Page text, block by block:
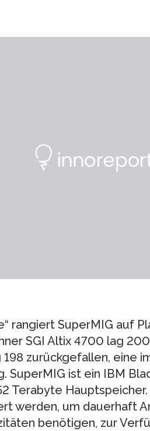
rangiert SuperMIG auf
SGI Altix 4700 lag
198 zurückgefallen, eine
SuperMIG ist ein IBM
Terabyte
werden, um dauerhaft
benötigen, zur